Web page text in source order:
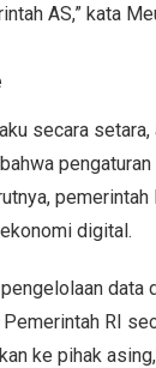
AS,” kata
secara
digital.
data
RI
ke pihak